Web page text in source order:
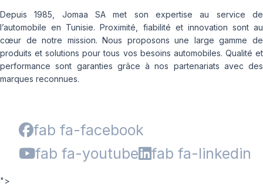
Depuis 1985, Jomaa SA met son expertise au service de
l’automobile en Tunisie. Proximité, fiabilité et innovation sont au
cœur de notre mission. Nous proposons une large gamme de
produits et solutions pour tous vos besoins automobiles. Qualité et
performance sont garanties grâce à nos partenariats avec des
marques reconnues.
fab fa-facebook
fab fa-youtube
fab fa-linkedin
">